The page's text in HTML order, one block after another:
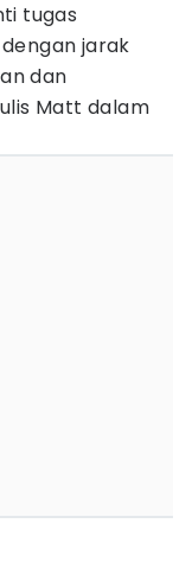
tugas
jarak
dan
Matt dalam